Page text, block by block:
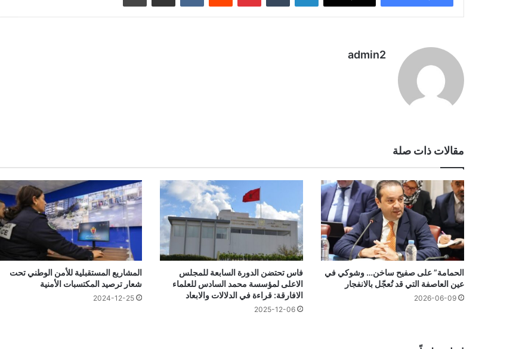
admin2
مقالات ذات صلة
الحمامة” على صفيح ساخن… وشوكي في
عين العاصفة التي قد تُعجّل بالانفجار
2026-06-09
فاس تحتضن الدورة السابعة للمجلس
الاعلى لمؤسسة محمد السادس للعلماء
الافارقة: قراءة في الدلالات والابعاد
2025-12-06
المشاريع المستقبلية للأمن الوطني تحت
شعار ترصيد المكتسبات الأمنية
2024-12-25